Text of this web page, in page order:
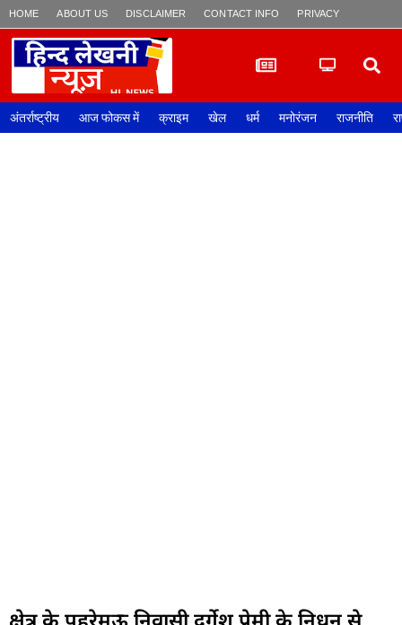
HOME ABOUT US DISCLAIMER CONTACT INFO PRIVACY POLICY
अंतर्राष्ट्रीय आज फोकस में क्राइम खेल धर्म मनोरंजन राजनीति